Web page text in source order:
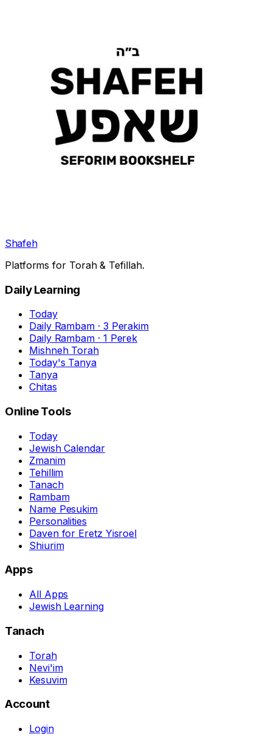
Shafeh
Platforms for Torah & Tefillah.
Daily Learning
Today
Daily Rambam · 3 Perakim
Daily Rambam · 1 Perek
Mishneh Torah
Today's Tanya
Tanya
Chitas
Online Tools
Today
Jewish Calendar
Zmanim
Tehillim
Tanach
Rambam
Name Pesukim
Personalities
Daven for Eretz Yisroel
Shiurim
Apps
All Apps
Jewish Learning
Tanach
Torah
Nevi'im
Kesuvim
Account
Login